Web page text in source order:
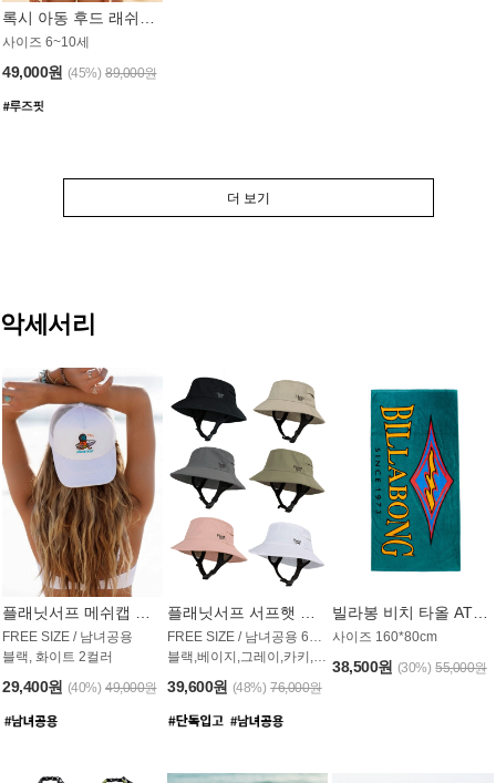
록시 아동 후드 래쉬가드 GT764MRX
사이즈 6~10세
49,000원 (45%) 89,000원
더 보기
악세서리
FREE SIZE / 남녀공용
블랙, 화이트 2컬러
29,400원 (40%) 49,000원
블랙,베이지,그레이,카키,핑크,화이트
39,600원 (48%) 76,000원
사이즈 160*80cm
38,500원 (30%) 55,000원